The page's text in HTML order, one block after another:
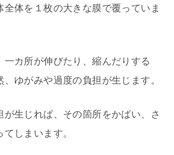
全体を１枚の大きな膜で覆っていま
一カ所が伸びたり、縮んだりする
ゆがみや過度の負担が生じます。
が生じれば、その箇所をかばい、さ
しまいます。